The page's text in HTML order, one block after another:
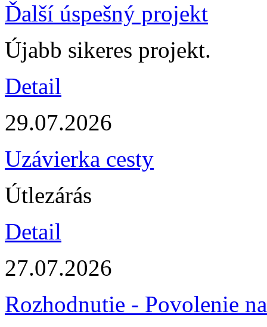
Ďalší úspešný projekt
Újabb sikeres projekt.
Detail
29.07.2026
Uzávierka cesty
Útlezárás
Detail
27.07.2026
Rozhodnutie - Povolenie